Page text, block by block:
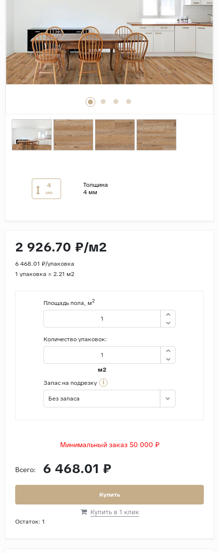
Дерево
Камень
Бетон
Декор
Полированная
Матовая
Иран
Испания
4
мм
Толщина
4 мм
2 926.70 ₽/м2
6 468.01 ₽/упаковка
1 упаковка = 2.21 м2
Площадь пола, м2
Количество упаковок:
м2
Запас на подрезку
i
Без запаса
Минимальный заказ 50 000 ₽
Всего: 6 468.01 ₽
Купить
Купить в 1 клик
Остаток: 1